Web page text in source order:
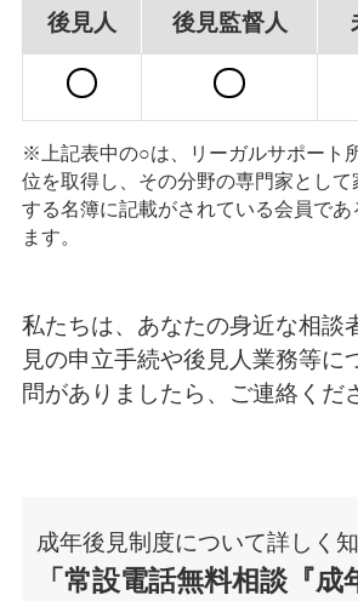
後見人 後見監督人
※上記表中の○は、リーガルサポート
位を取得し、その分野の専門家として
する名簿に記載がされている会員であ
ます。
私たちは、あなたの身近な相談
見の申立手続や後見人業務等に
問がありましたら、ご連絡くだ
成年後見制度について詳しく
「常設電話無料相談『成